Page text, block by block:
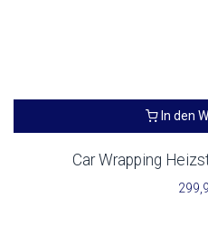
In den
Car Wrapping